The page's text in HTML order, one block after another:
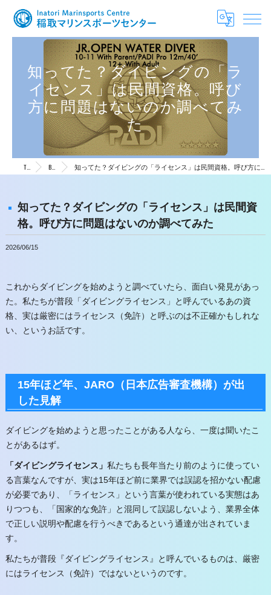
知ってた？ダイビングの「ラ
イセンス」は民間資格。呼び
方に問題はないのか調べてみ
た
TOP Blog 知ってた？ダイビングの「ライセンス」は民間資格。呼び方に問題はないのか調べてみた
知ってた？ダイビングの「ライセンス」は民間資
格。呼び方に問題はないのか調べてみた
2026/06/15
これからダイビングを始めようと調べていたら、面白い発見があっ
た。私たちが普段「ダイビングライセンス」と呼んでいるあの資
格、実は厳密にはライセンス（免許）と呼ぶのは不正確かもしれな
い、というお話です。
15年ほど年、JARO（日本広告審査機構）が出
した見解
ダイビングを始めようと思ったことがある人なら、一度は聞いたこ
とがあるはず。
「ダイビングライセンス」 私たちも長年当たり前のように使ってい
る言葉なんですが、実は15年ほど前に業界では誤認を招かない配慮
が必要であり、「ライセンス」という言葉が使われている実態はあ
りつつも、「国家的な免許」と混同して誤認しないよう、業界全体
で正しい説明や配慮を行うべきであるという通達が出されていま
す。
私たちが普段『ダイビングライセンス』と呼んでいるものは、厳密
にはライセンス（免許）ではないというのです。